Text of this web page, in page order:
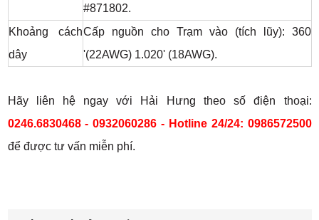
#871802.
Khoảng cách
dây
Cấp nguồn cho Trạm vào (tích lũy): 360
'(22AWG) 1.020' (18AWG).
Hãy liên hệ ngay với Hải Hưng theo số điện thoại:
0246.6830468 - 0932060286 - Hotline 24/24: 0986572500
để được tư vấn miễn phí.